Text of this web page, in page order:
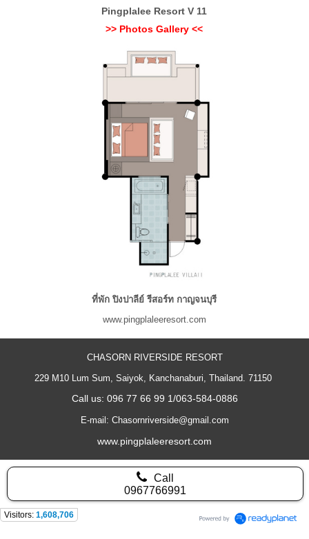
Pingplalee Resort V 11
>> Photos Gallery <<
ที่พัก ปิงปาลีย์ รีสอร์ท กาญจนบุรี
www.pingplaleeresort.com
CHASORN RIVERSIDE RESORT
229 M10 Lum Sum, Saiyok, Kanchanaburi, Thailand. 71150
Call us: 096 77 66 99 1/063-584-0886
E-mail: Chasornriverside@gmail.com
www.pingplaleeresort.com
Call
0967766991
Visitors: 1,608,706